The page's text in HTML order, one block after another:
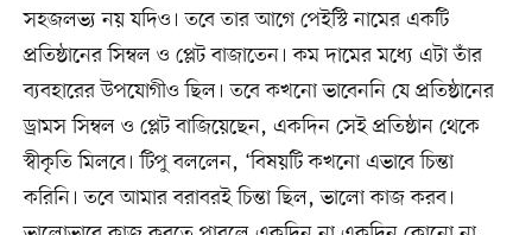
সহজলভ্য নয় যদিও। তবে তার আগে পেইস্টি নামের একটি
প্রতিষ্ঠানের সিম্বল ও প্লেট বাজাতেন। কম দামের মধ্যে এটা তাঁর
ব্যবহারের উপযোগীও ছিল। তবে কখনো ভাবেননি যে প্রতিষ্ঠানের
ড্রামস সিম্বল ও প্লেট বাজিয়েছেন, একদিন সেই প্রতিষ্ঠান থেকে
স্বীকৃতি মিলবে। টিপু বললেন, ‘বিষয়টি কখনো এভাবে চিন্তা
করিনি। তবে আমার বরাবরই চিন্তা ছিল, ভালো কাজ করব।